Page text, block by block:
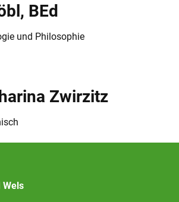
BEd
und Philosophie
Zwirzitz
Wels